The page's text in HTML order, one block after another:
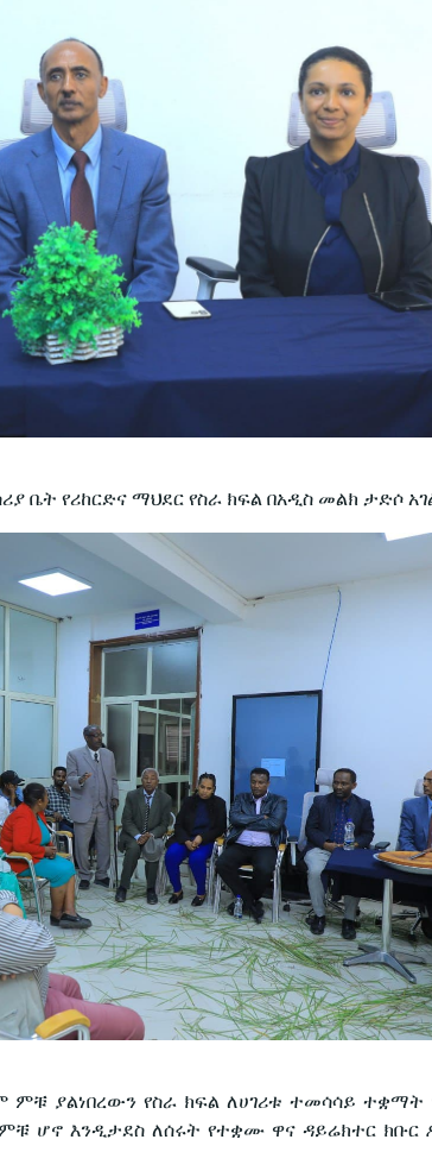
ቤት የሪከርድና ማህደር የስራ ክፍል በአዲስ መልክ ታድሶ
ምቹ ያልነበረውን የስራ ክፍል ለሀገሪቱ ተመሳሳይ
ሆኖ እንዲታደስ ለሰሩት የተቋሙ ዋና ዳይሬክተር ክቡር